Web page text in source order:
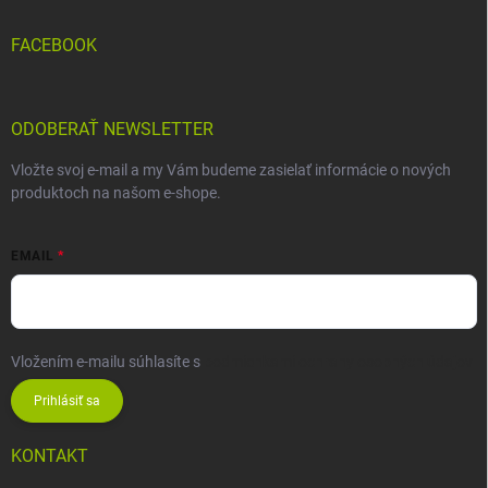
FACEBOOK
ODOBERAŤ NEWSLETTER
Vložte svoj e-mail a my Vám budeme zasielať informácie o nových
produktoch na našom e-shope.
EMAIL
Vložením e-mailu súhlasíte s
Prihlásiť sa
KONTAKT